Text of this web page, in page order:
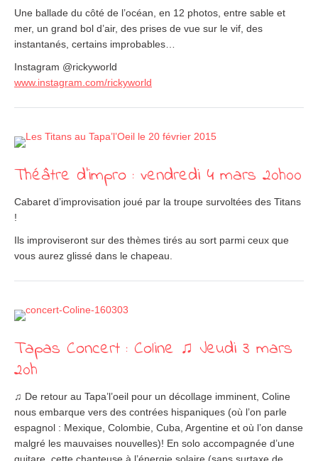
Une ballade du côté de l’océan, en 12 photos, entre sable et
mer, un grand bol d’air, des prises de vue sur le vif, des
instantanés, certains improbables…
Instagram @rickyworld
www.instagram.com/rickyworld
Théâtre d’impro : vendredi 4 mars 20h00
Cabaret d’improvisation joué par la troupe survoltées des Titans
!
Ils improviseront sur des thèmes tirés au sort parmi ceux que
vous aurez glissé dans le chapeau.
Tapas Concert : Coline ♫ Jeudi 3 mars
20h
♫ De retour au Tapa’l’oeil pour un décollage imminent, Coline
nous embarque vers des contrées hispaniques (où l’on parle
espagnol : Mexique, Colombie, Cuba, Argentine et où l’on danse
malgré les mauvaises nouvelles)! En solo accompagnée d’une